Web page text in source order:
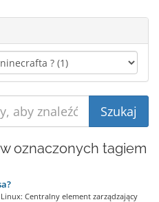
oznaczonych tagiem
Centralny element zarządzający